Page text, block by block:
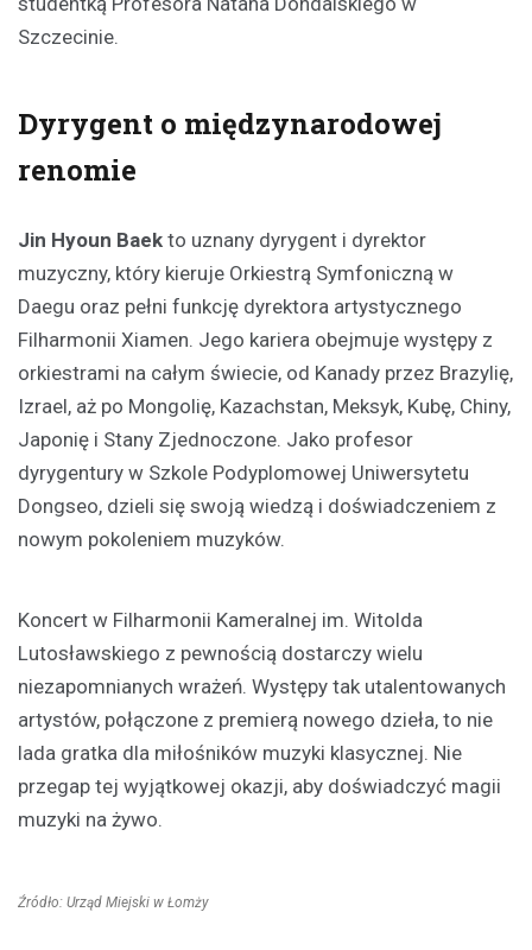
Szczecinie.
Dyrygent o międzynarodowej
renomie
Jin Hyoun Baek to uznany dyrygent i dyrektor
muzyczny, który kieruje Orkiestrą Symfoniczną w
Daegu oraz pełni funkcję dyrektora artystycznego
Filharmonii Xiamen. Jego kariera obejmuje występy z
orkiestrami na całym świecie, od Kanady przez Brazylię,
Izrael, aż po Mongolię, Kazachstan, Meksyk, Kubę, Chiny,
Japonię i Stany Zjednoczone. Jako profesor
dyrygentury w Szkole Podyplomowej Uniwersytetu
Dongseo, dzieli się swoją wiedzą i doświadczeniem z
nowym pokoleniem muzyków.
Koncert w Filharmonii Kameralnej im. Witolda
Lutosławskiego z pewnością dostarczy wielu
niezapomnianych wrażeń. Występy tak utalentowanych
artystów, połączone z premierą nowego dzieła, to nie
lada gratka dla miłośników muzyki klasycznej. Nie
przegap tej wyjątkowej okazji, aby doświadczyć magii
muzyki na żywo.
Źródło: Urząd Miejski w Łomży